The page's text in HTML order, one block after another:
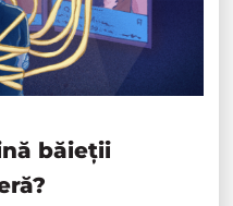
băieții